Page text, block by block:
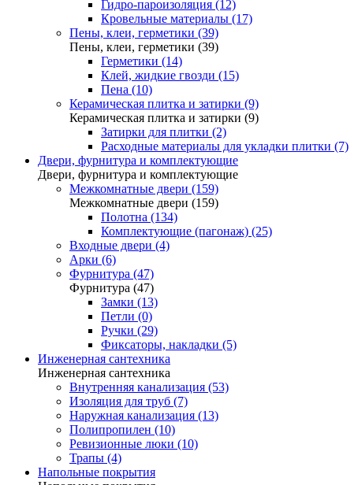
Гидро-пароизоляция (12)
Кровельные материалы (17)
Пены, клеи, герметики (39)
Пены, клеи, герметики (39)
Герметики (14)
Клей, жидкие гвозди (15)
Пена (10)
Керамическая плитка и затирки (9)
Керамическая плитка и затирки (9)
Затирки для плитки (2)
Расходные материалы для укладки плитки (7)
Двери, фурнитура и комплектующие
Двери, фурнитура и комплектующие
Межкомнатные двери (159)
Межкомнатные двери (159)
Полотна (134)
Комплектующие (пагонаж) (25)
Входные двери (4)
Арки (6)
Фурнитура (47)
Фурнитура (47)
Замки (13)
Петли (0)
Ручки (29)
Фиксаторы, накладки (5)
Инженерная сантехника
Инженерная сантехника
Внутренняя канализация (53)
Изоляция для труб (7)
Наружная канализация (13)
Полипропилен (10)
Ревизионные люки (10)
Трапы (4)
Напольные покрытия